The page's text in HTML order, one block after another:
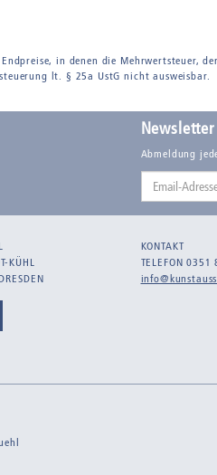
in denen die Mehrwertsteuer,
lt. § 25a UstG nicht ausweisbar.
Abmeldung
Email-
KÜHL
KONTAKT
TELEFON 0351